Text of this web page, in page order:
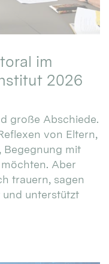
im
2026
große Abschiede.
von Eltern,
Begegnung mit
Aber
trauern, sagen
und unterstützt